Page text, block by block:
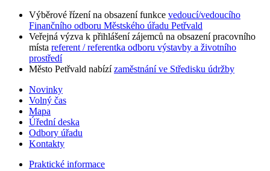
Výběrové řízení na obsazení funkce vedoucí/vedoucího
Finančního odboru Městského úřadu Petřvald
Veřejná výzva k přihlášení zájemců na obsazení pracovního
místa referent / referentka odboru výstavby a životního
prostředí
Město Petřvald nabízízaměstnání ve Středisku údržby
Novinky
Volný čas
Mapa
Úřední deska
Odbory úřadu
Kontakty
Praktické informace